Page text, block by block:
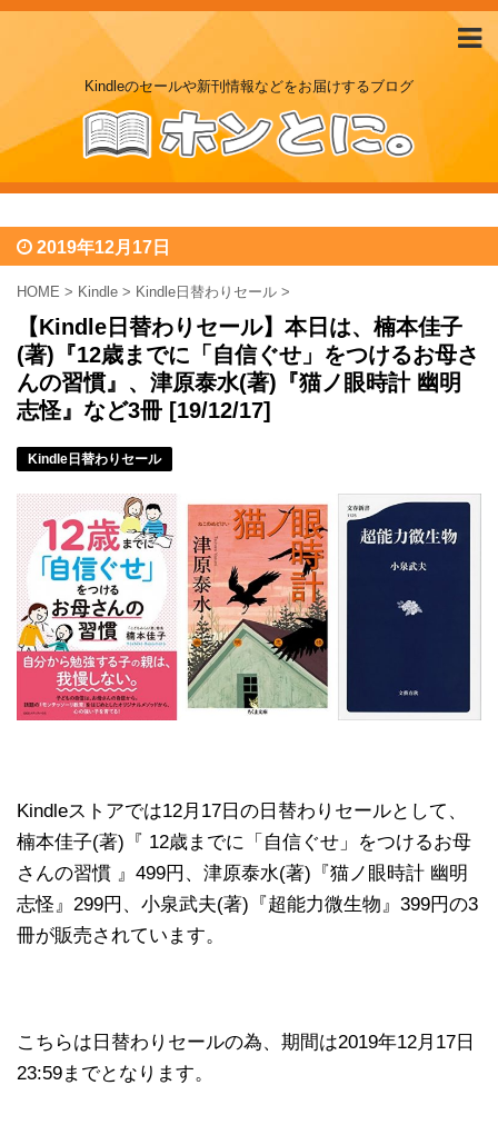
Kindleのセールや新刊情報などをお届けするブログ
2019年12月17日
HOME > Kindle > Kindle日替わりセール >
【Kindle日替わりセール】本日は、楠本佳子
(著)『12歳までに「自信ぐせ」をつけるお母さ
んの習慣』、津原泰水(著)『猫ノ眼時計 幽明
志怪』など3冊 [19/12/17]
Kindle日替わりセール
Kindleストアでは12月17日の日替わりセールとして、
楠本佳子(著)『 12歳までに「自信ぐせ」をつけるお母
さんの習慣 』499円、津原泰水(著)『猫ノ眼時計 幽明
志怪』299円、小泉武夫(著)『超能力微生物』399円の3
冊が販売されています。
こちらは日替わりセールの為、期間は2019年12月17日
23:59までとなります。